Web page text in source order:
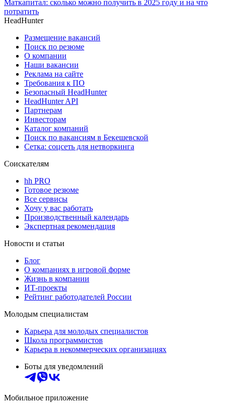
Маткапитал: сколько можно получить в 2025 году и на что
потратить
HeadHunter
Размещение вакансий
Поиск по резюме
О компании
Наши вакансии
Реклама на сайте
Требования к ПО
Безопасный HeadHunter
HeadHunter API
Партнерам
Инвесторам
Каталог компаний
Поиск по вакансиям в Бекешевской
Сетка: соцсеть для нетворкинга
Соискателям
hh PRO
Готовое резюме
Все сервисы
Хочу у вас работать
Производственный календарь
Экспертная рекомендация
Новости и статьи
Блог
О компаниях в игровой форме
Жизнь в компании
ИТ-проекты
Рейтинг работодателей России
Молодым специалистам
Карьера для молодых специалистов
Школа программистов
Карьера в некоммерческих организациях
Боты для уведомлений
Мобильное приложение